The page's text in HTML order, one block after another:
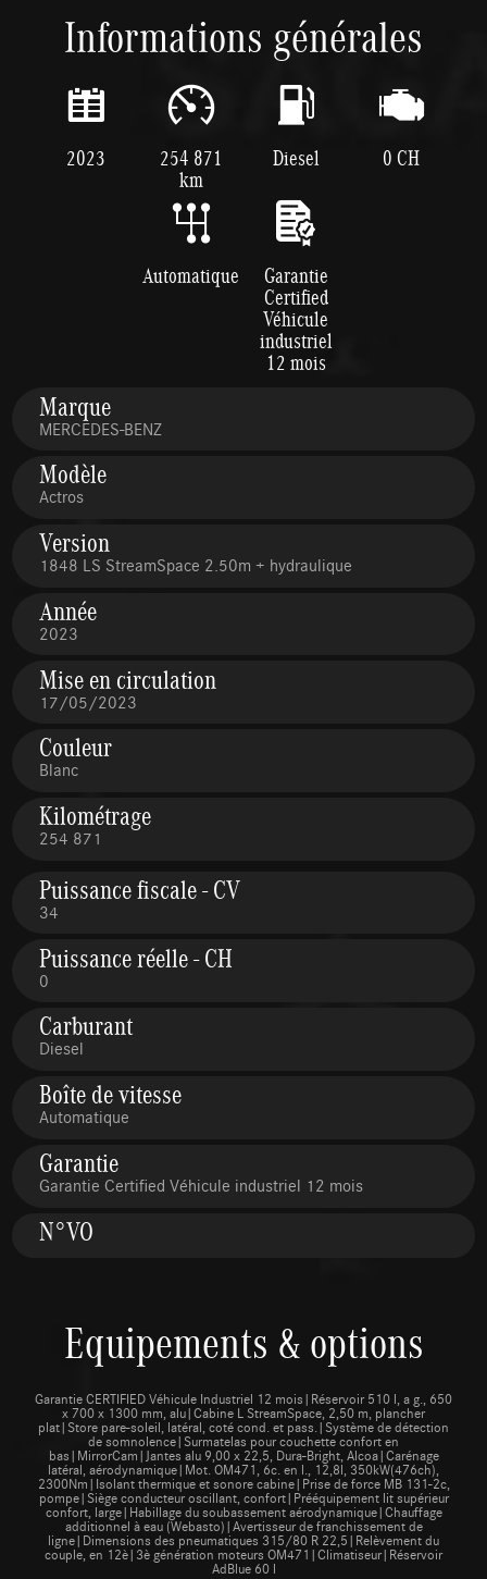
Informations générales
2023 254 871
km
Diesel 0 CH
Automatique Garantie
Certified
Véhicule
industriel
12 mois
Marque
MERCEDES-BENZ
Modèle
Actros
Version
1848 LS StreamSpace 2.50m + hydraulique
Année
2023
Mise en circulation
17/05/2023
Couleur
Blanc
Kilométrage
254 871
Puissance fiscale - CV
34
Puissance réelle - CH
0
Carburant
Diesel
Boîte de vitesse
Automatique
Garantie
Garantie Certified Véhicule industriel 12 mois
N°VO
Equipements & options
Garantie CERTIFIED Véhicule Industriel 12 mois|Réservoir 510 l, a g., 650
x 700 x 1300 mm, alu|Cabine L StreamSpace, 2,50 m, plancher
plat|Store pare-soleil, latéral, coté cond. et pass.|Système de détection
de somnolence|Surmatelas pour couchette confort en
bas|MirrorCam|Jantes alu 9,00 x 22,5, Dura-Bright, Alcoa|Carénage
latéral, aérodynamique|Mot. OM471, 6c. en l., 12,8l, 350kW(476ch),
2300Nm|Isolant thermique et sonore cabine|Prise de force MB 131-2c,
pompe|Siège conducteur oscillant, confort|Prééquipement lit supérieur
confort, large|Habillage du soubassement aérodynamique|Chauffage
additionnel à eau (Webasto)|Avertisseur de franchissement de
ligne|Dimensions des pneumatiques 315/80 R 22,5|Relèvement du
couple, en 12è|3è génération moteurs OM471|Climatiseur|Réservoir
AdBlue 60 l